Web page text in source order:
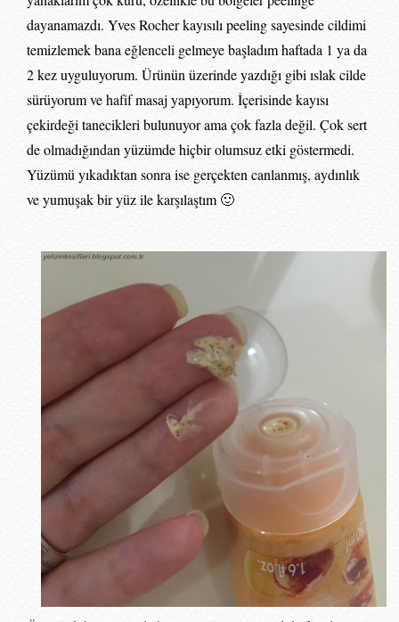
dayanamazdı. Yves Rocher kayısılı peeling sayesinde cildimi
temizlemek bana eğlenceli gelmeye başladım haftada 1 ya da
2 kez uyguluyorum. Ürünün üzerinde yazdığı gibi ıslak cilde
sürüyorum ve hafif masaj yapıyorum. İçerisinde kayısı
çekirdeği tanecikleri bulunuyor ama çok fazla değil. Çok sert
de olmadığından yüzümde hiçbir olumsuz etki göstermedi.
Yüzümü yıkadıktan sonra ise gerçekten canlanmış, aydınlık
ve yumuşak bir yüz ile karşılaştım 🙂